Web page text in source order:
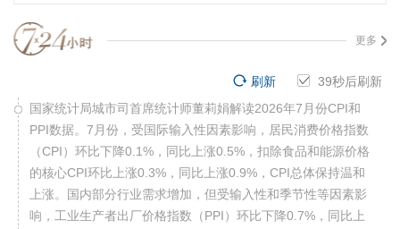
更多
39秒后刷新
刷新
国家统计局城市司首席统计师董莉娟解读2026年7月份CPI和
PPI数据。7月份，受国际输入性因素影响，居民消费价格指数
（CPI）环比下降0.1%，同比上涨0.5%，扣除食品和能源价格
的核心CPI环比上涨0.3%，同比上涨0.9%，CPI总体保持温和
上涨。国内部分行业需求增加，但受输入性和季节性等因素影
响，工业生产者出厂价格指数（PPI）环比下降0.7%，同比上